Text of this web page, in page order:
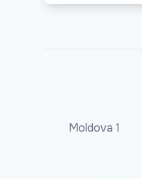
Moldova 1